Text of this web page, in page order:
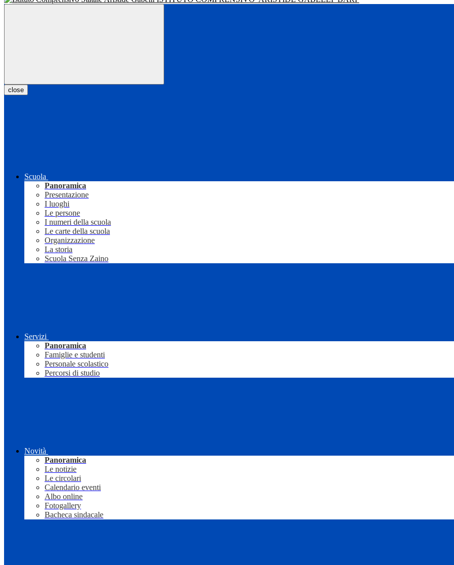
close
Scuola
Panoramica
Presentazione
I luoghi
Le persone
I numeri della scuola
Le carte della scuola
Organizzazione
La storia
Scuola Senza Zaino
Servizi
Panoramica
Famiglie e studenti
Personale scolastico
Percorsi di studio
Novità
Panoramica
Le notizie
Le circolari
Calendario eventi
Albo online
Fotogallery
Bacheca sindacale